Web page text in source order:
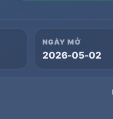
NGÀY MỞ
2026-05-02